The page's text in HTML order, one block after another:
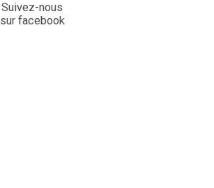
Suivez-nous
sur facebook